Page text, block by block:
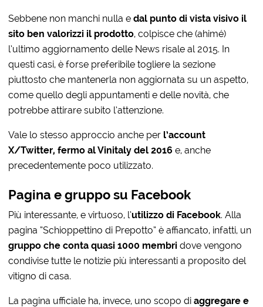
Sebbene non manchi nulla edal punto di vista visivo il
sito ben valorizzi il prodotto, colpisce che (ahimé)
l’ultimo aggiornamento delle News risale al 2015. In
questi casi, è forse preferibile togliere la sezione
piuttosto che mantenerla non aggiornata su un aspetto,
come quello degli appuntamenti e delle novità, che
potrebbe attirare subito l’attenzione.
Vale lo stesso approccio anche per l’account
X/Twitter, fermo al Vinitaly del 2016 e, anche
precedentemente poco utilizzato.
Pagina e gruppo su Facebook
Più interessante, e virtuoso, l’utilizzo di Facebook. Alla
pagina “Schioppettino di Prepotto” è affiancato, infatti, un
gruppo che conta quasi 1000 membridove vengono
condivise tutte le notizie più interessanti a proposito del
vitigno di casa.
La pagina ufficiale ha, invece, uno scopo di aggregare e